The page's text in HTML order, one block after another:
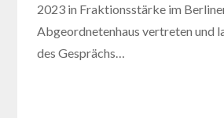
2023 in Fraktionsstärke im
Abgeordnetenhaus vertreten und
des Gesprächs…